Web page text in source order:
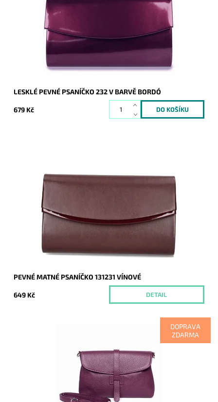
doplňkem a doprovodí ženu nejen do společnosti.
Dostupnost:
Skladem
ROMINA&CO
2 roky
LESKLÉ PEVNÉ PSANÍČKO 232 V BARVĚ BORDÓ
679 Kč
Elegantní pevné psaníčko v matně vínové barvě s lesklým
proužkem podél spodní hrany klopy je oblíbeným doplňkem a
doprovodí ženu nejen do společnosti.
Dostupnost:
20022
ROMINA&CO
PEVNÉ MATNÉ PSANÍČKO 131231 VÍNOVÉ
649 Kč DETAIL
DOPRAVA
ZDARMA
Tmavěvínovou koženou kabelku lze nosit v ruce jako
psaníčko, díky dlouhému popruhu i na rameni, případně jako
Skladem
Vera Pelle
2 roky